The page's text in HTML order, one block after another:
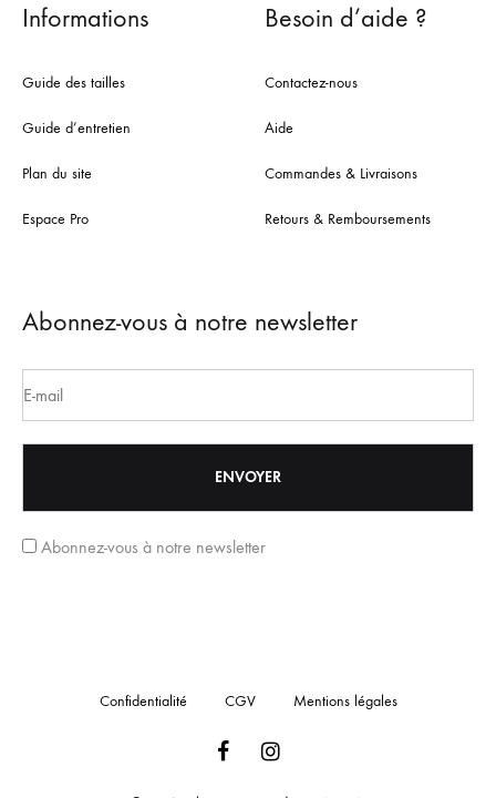
Informations
Guide des tailles
Guide d’entretien
Plan du site
Espace Pro
Besoin d’aide ?
Contactez-nous
Aide
Commandes & Livraisons
Retours & Remboursements
Abonnez-vous à notre newsletter
Abonnez-vous à notre newsletter
Confidentialité CGV Mentions légales
FacebookInstagram